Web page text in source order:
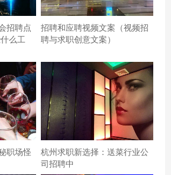
每个人的潜力都是无限的。只要你
们将为你提供丰富的培训资源和晋升
可以找到一份工作，还可以找到属
**案例分析**： **某科技公司招聘
的科技之星** > 我们
招聘点
么工
招聘和应聘视频文案（视频招
聘与求职创意文案）
职场怪
杭州求职新选择：送菜行业公
司招聘中